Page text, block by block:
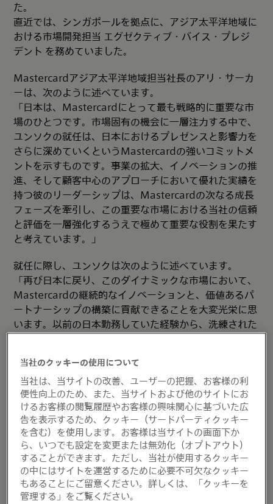
た。
直近では、シンガポールを拠点に、アジア太平洋地域に
おける市場開発担当 エグゼクティブ・バイス・プレジ
デント を務めていました。
Mastercardアジア太平洋地域担当社長のアリ・サーカ
ーは、次のように述べています。
「日本は、Mastercardにとって最も戦略的に重要な市
場のひとつです。市場固有の機会に一層注力する中で、
ユンソクの就任は、日本におけるプレゼンスと影響力を
さらに深めていくというMastercardの強いコミットメ
ントを示すものです。事業の拡大、イノベーションの推
進、そして顧客中心のアプローチにおいて優れた実績を
持つ彼のリーダーシップは、Mastercardの次なる成長
フェーズを牽引し、この重要な市場における当社の信頼
と評価を一層強化するうえで極めて重要な役割を果たす
と考えています。」
就任に際し、ユンソクは次のように述べています。
「再び日本に戻り、このダイナミックな市場において、
Mastercardの継続的なイノベーションと、価値あるパ
ートナーシップの構築に貢献できることを大変光栄に思
います。以前の日本勤務していた経験から、洗練された
協業が重要な不可欠であることを深く理解しています。
今後は、献身的に努力する当社の日本社員と一丸となっ
て、カスタマーの企業、規制当局、政府関係者の皆さま
と連携し、より包摂的で安全、かつ高度にデジタル化さ
れた決済エコシステムの実現に向けて取り組んでまいり
ます。」
ユンソクは東京を拠点とし、Mastercardアジア太平洋
地域担当社長のアリ・サーカーの直属となります。
これまでMastercardの北東アジア地区を統括してきた
当社のクッキーの使用について
当社は、当サイトの改善、ユーザーの把握、お客様の利
便性向上のため、また、当サイトおよび他のサイトにお
けるお客様の閲覧履歴やお客様の興味関心に基づいた広
告を表示するため、クッキー（サードパーティクッキー
を含む）を使用します。お客様は当サイトの画面下か
ら、いつでも設定を変更または無効化（オプトアウト）
することができます。ただし、当社が使用するクッキー
の中にはサイトを運営するために必要不可欠なクッキー
もあることにご留意ください。詳しくは、「クッキーを
管理する」をご覧ください。